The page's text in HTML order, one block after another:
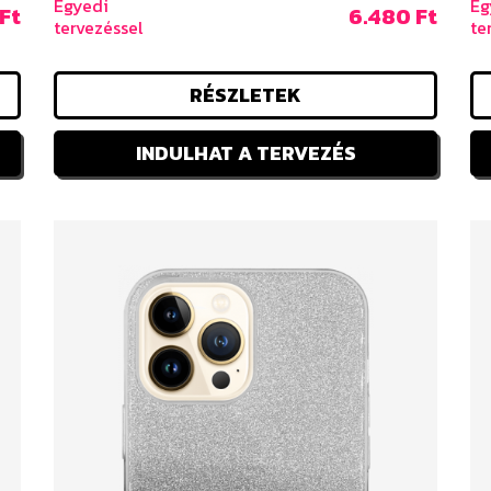
Egyedi
tervezéssel
6.480 Ft
RÉSZLETEK
INDULHAT A TERVEZÉS